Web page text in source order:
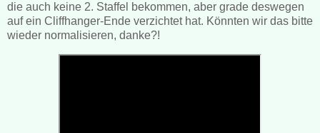
die auch keine 2. Staffel bekommen, aber grade deswegen
auf ein Cliffhanger-Ende verzichtet hat. Könnten wir das bitte
wieder normalisieren, danke?!